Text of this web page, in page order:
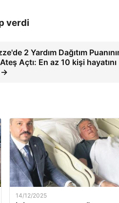
verdi
2 Yardım Dağıtım
Açtı: En az 10 kişi hayatını
→
14/12/2025